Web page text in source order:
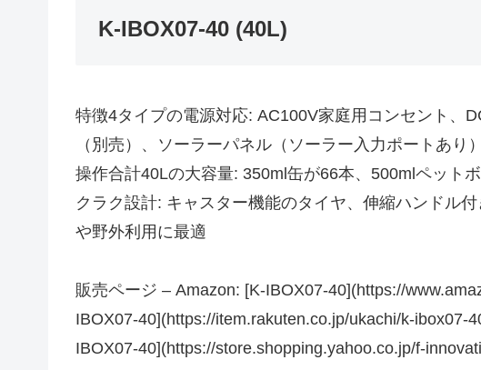
K-IBOX07-40 (40L)
特徴4タイプの電源対応: AC100V家庭用コンセント、
（別売）、ソーラーパネル（ソーラー入力ポートあ
操作合計40Lの大容量: 350ml缶が66本、500mlペット
クラク設計: キャスター機能のタイヤ、伸縮ハンドル
や野外利用に最適
販売ページ – Amazon: [K-IBOX07-40](https://
IBOX07-40](https://item.rakuten.co.jp/ukachi/k-ibox07-
IBOX07-40](https://store.shopping.yahoo.co.jp/f-